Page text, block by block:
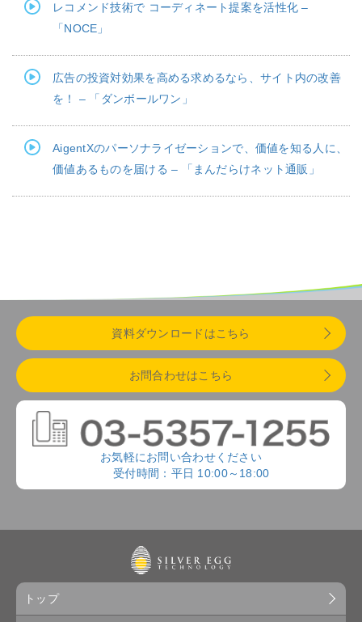
レコメンド技術で コーディネート提案を活性化 –
「NOCE」
広告の投資対効果を高める求めるなら、サイト内の改善
を！ – 「ダンボールワン」
AigentXのパーソナライゼーションで、価値を知る人に、
価値あるものを届ける – 「まんだらけネット通販」
資料ダウンロードはこちら
お問合わせはこちら
お気軽にお問い合わせください
受付時間：平日 10:00～18:00
トップ